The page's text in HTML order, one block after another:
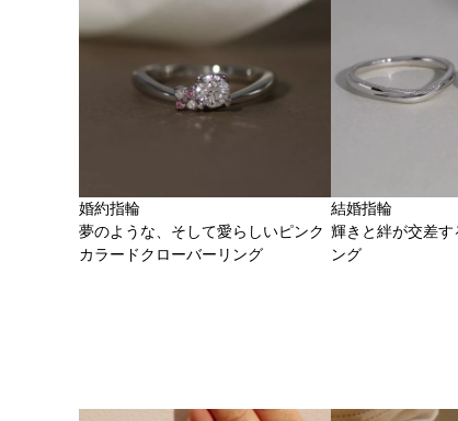
婚約指輪
夢のような、そして愛らしいピンク
カラードクローバーリング
結婚指輪
輝きと絆が交差す
ング